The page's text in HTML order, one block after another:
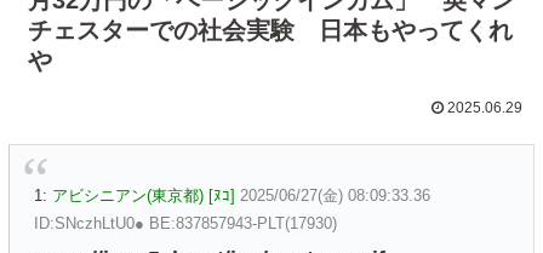
チェスターでの社会実験 日本もやってくれ
や
2025.06.29
1: アビシニアン(東京都) [ﾇｺ] 2025/06/27(金) 08:09:33.36
ID:SNczhLtU0● BE:837857943-PLT(17930)